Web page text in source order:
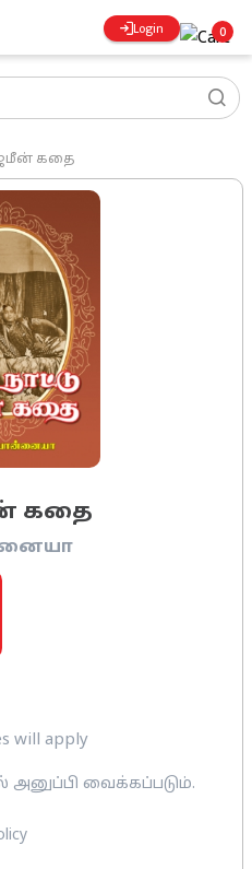
Login 0
ஜமீன் கதை
கதை
will apply
அனுப்பி வைக்கப்படும்.